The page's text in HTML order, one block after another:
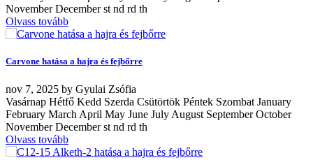
November December st nd rd th
Olvass tovább
Carvone hatása a hajra és fejbőrre
nov 7, 2025 by Gyulai Zsófia
Vasárnap Hétfő Kedd Szerda Csütörtök Péntek Szombat January
February March April May June July August September October
November December st nd rd th
Olvass tovább